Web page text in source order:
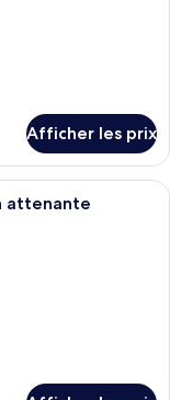
Afficher les prix
double, salle de
attenante